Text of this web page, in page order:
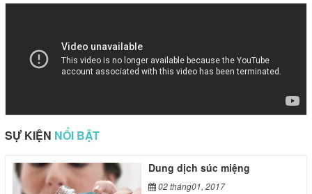
SỰ KIỆN NỔI BẬT
Dung dịch súc miệng
02 tháng01, 2017